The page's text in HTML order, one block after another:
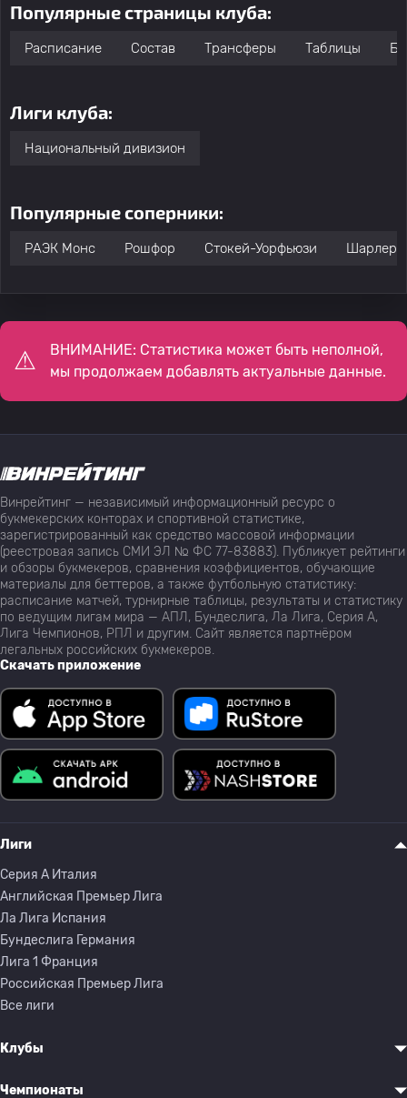
Популярные страницы клуба:
Расписание Состав Трансферы Таблицы
Лиги клуба:
Национальный дивизион
Популярные соперники:
РАЭК Монс Рошфор Стокей-Уорфьюзи
ВНИМАНИЕ: Статистика может быть неполной,
мы продолжаем добавлять актуальные данные.
Винрейтинг — независимый информационный ресурс о
букмекерских конторах и спортивной статистике,
зарегистрированный как средство массовой информации
(реестровая запись СМИ ЭЛ № ФС 77-83883). Публикует рейтинги
и обзоры букмекеров, сравнения коэффициентов, обучающие
материалы для беттеров, а также футбольную статистику:
расписание матчей, турнирные таблицы, результаты и статистику
по ведущим лигам мира — АПЛ, Бундеслига, Ла Лига, Серия А,
Лига Чемпионов, РПЛ и другим. Сайт является партнёром
легальных российских букмекеров.
Скачать приложение
Лиги
Серия A Италия
Английская Премьер Лига
Ла Лига Испания
Бундеслига Германия
Лига 1 Франция
Российская Премьер Лига
Все лиги
Клубы
Чемпионаты